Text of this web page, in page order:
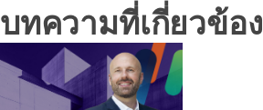
บทความที่เกี่ยวข้อง